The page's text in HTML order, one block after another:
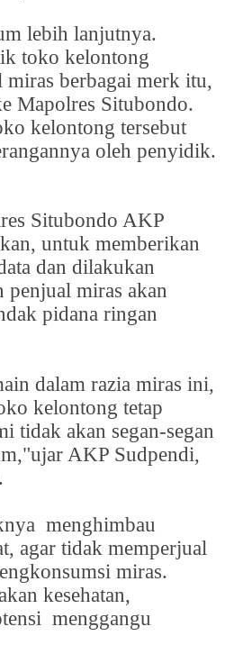
lebih lanjutnya.
toko kelontong
berbagai merk itu,
Mapolres Situbondo.
kelontong tersebut
oleh penyidik.
Situbondo AKP
untuk memberikan
dan dilakukan
penjual miras akan
pidana ringan
dalam razia miras ini,
kelontong tetap
tidak akan segan-segan
AKP Sudpendi,
menghimbau
agar tidak memperjual
miras.
kesehatan,
menggangu